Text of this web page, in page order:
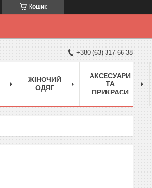
Кошик
+380 (63) 317-66-38
ЖІНОЧИЙ
ОДЯГ
АКСЕСУАРИ
ТА
ПРИКРАСИ